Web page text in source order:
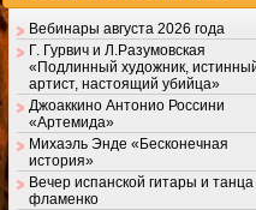
Вебинары августа 2026 года
Г. Гурвич и Л.Разумовская
«Подлинный художник,
артист, настоящий убийца»
Джоаккино Антонио Россини
«Артемида»
Михаэль Энде «Бесконечная
история»
Вечер испанской гитары и танца
фламенко